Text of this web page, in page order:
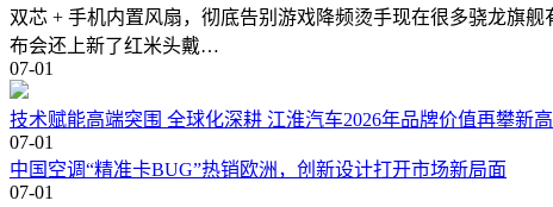
双芯 + 手机内置风扇，彻底告别游戏降频烫手现在很多骁龙旗
布会还上新了红米头戴…
07-01
技术赋能高端突围 全球化深耕 江淮汽车2026年品牌价值再攀新
07-01
中国空调“精准卡BUG”热销欧洲，创新设计打开市场新局面
07-01